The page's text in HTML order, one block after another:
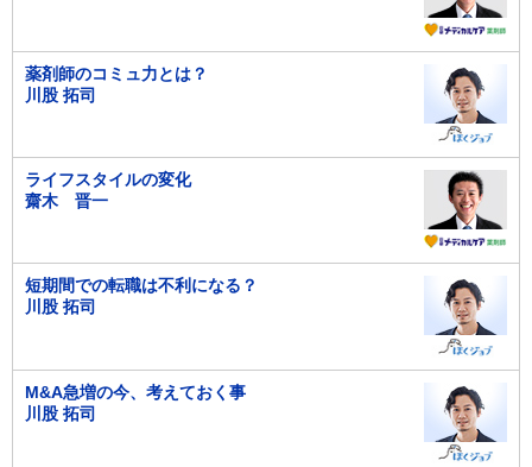
薬剤師のコミュ力とは？
川股 拓司
ライフスタイルの変化
齋木 晋一
短期間での転職は不利になる？
川股 拓司
M&A急増の今、考えておく事
川股 拓司